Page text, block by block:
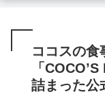
ココスの食
「
詰まった公